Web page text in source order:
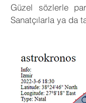
Güzel sözlerle
Sanatçılarla ya da